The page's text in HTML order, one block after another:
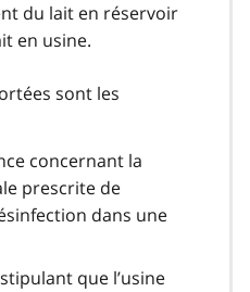
du lait en réservoir
en usine.
sont les
concernant la
prescrite de
dans une
que l’usine